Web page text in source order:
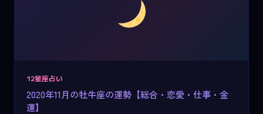
12星座占い
2020年11月の牡牛座の運勢【総合・恋愛・仕事・金
運】